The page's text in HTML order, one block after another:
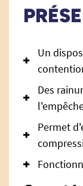
Un
Des
Permet